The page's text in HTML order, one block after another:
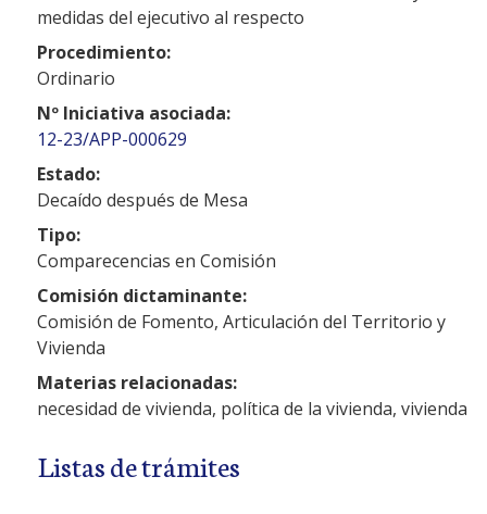
medidas del ejecutivo al respecto
Procedimiento:
Ordinario
Nº Iniciativa asociada:
12-23/APP-000629
Estado:
Decaído después de Mesa
Tipo:
Comparecencias en Comisión
Comisión dictaminante:
Comisión de Fomento, Articulación del Territorio y
Vivienda
Materias relacionadas:
necesidad de vivienda, política de la vivienda, vivienda
Listas de trámites